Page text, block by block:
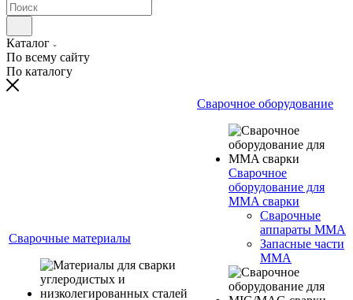
Каталог
По всему сайту
По каталогу
Сварочные материалы
Сварочное оборудование
Сварочное
оборудование для
MMA сварки
Сварочные
аппараты MMA
Запасные части
MMA